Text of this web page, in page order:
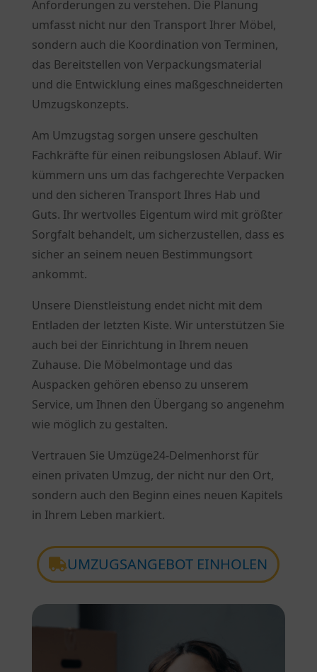
Anforderungen zu verstehen. Die Planung
umfasst nicht nur den Transport Ihrer Möbel,
sondern auch die Koordination von Terminen,
das Bereitstellen von Verpackungsmaterial
und die Entwicklung eines maßgeschneiderten
Umzugskonzepts.
Am Umzugstag sorgen unsere geschulten
Fachkräfte für einen reibungslosen Ablauf. Wir
kümmern uns um das fachgerechte Verpacken
und den sicheren Transport Ihres Hab und
Guts. Ihr wertvolles Eigentum wird mit größter
Sorgfalt behandelt, um sicherzustellen, dass es
sicher an seinem neuen Bestimmungsort
ankommt.
Unsere Dienstleistung endet nicht mit dem
Entladen der letzten Kiste. Wir unterstützen Sie
auch bei der Einrichtung in Ihrem neuen
Zuhause. Die Möbelmontage und das
Auspacken gehören ebenso zu unserem
Service, um Ihnen den Übergang so angenehm
wie möglich zu gestalten.
Vertrauen Sie Umzüge24-Delmenhorst für
einen privaten Umzug, der nicht nur den Ort,
sondern auch den Beginn eines neuen Kapitels
in Ihrem Leben markiert.
UMZUGSANGEBOT EINHOLEN